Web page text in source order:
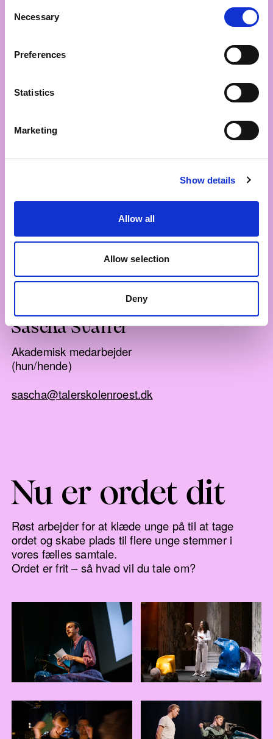
Selection
Necessary
Preferences
Statistics
Marketing
Show details
Allow all
Allow selection
Deny
Sascha Svarrer
Akademisk medarbejder
(hun/hende)
sascha@talerskolenroest.dk
Nu er ordet dit
Røst arbejder for at klæde unge på til at tage
ordet og skabe plads til flere unge stemmer i
vores fælles samtale.
Ordet er frit – så hvad vil du tale om?